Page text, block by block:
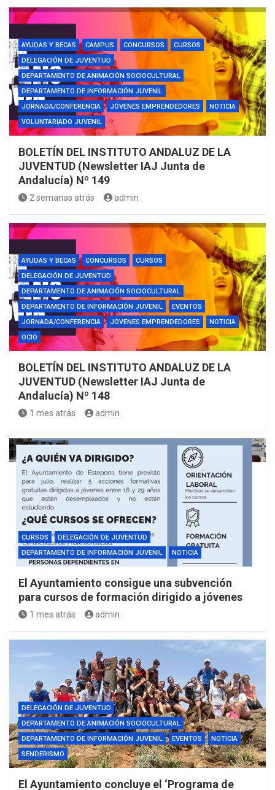
AYUDAS Y BECAS CAMPUS CONCURSOS
CURSOS
DELEGACIÓN DE JUVENTUD
DEPARTAMENTO DE ANIMACIÓN SOCIOCULTURAL
DEPARTAMENTO DE INFORMACIÓN JUVENIL
JORNADA/CONFERENCIA
JÓVENES EMPRENDEDORES
NOTICIA
VOLUNTARIADO JUVENIL
BOLETÍN DEL INSTITUTO ANDALUZ DE LA
JUVENTUD (Newsletter IAJ Junta de
Andalucía) Nº 149
2 semanas atrás admin
AYUDAS Y BECAS CONCURSOS
CURSOS
DELEGACIÓN DE JUVENTUD
DEPARTAMENTO DE ANIMACIÓN SOCIOCULTURAL
DEPARTAMENTO DE INFORMACIÓN JUVENIL
EVENTOS
JORNADA/CONFERENCIA
JÓVENES EMPRENDEDORES
NOTICIA
OCIO
BOLETÍN DEL INSTITUTO ANDALUZ DE LA
JUVENTUD (Newsletter IAJ Junta de
Andalucía) Nº 148
1 mes atrás admin
CURSOS
DELEGACIÓN DE JUVENTUD
DEPARTAMENTO DE INFORMACIÓN JUVENIL
NOTICIA
El Ayuntamiento consigue una subvención
para cursos de formación dirigido a jóvenes
1 mes atrás admin
DELEGACIÓN DE JUVENTUD
DEPARTAMENTO DE ANIMACIÓN SOCIOCULTURAL
DEPARTAMENTO DE INFORMACIÓN JUVENIL
EVENTOS
NOTICIA
SENDERISMO
El Ayuntamiento concluye el ‘Programa de